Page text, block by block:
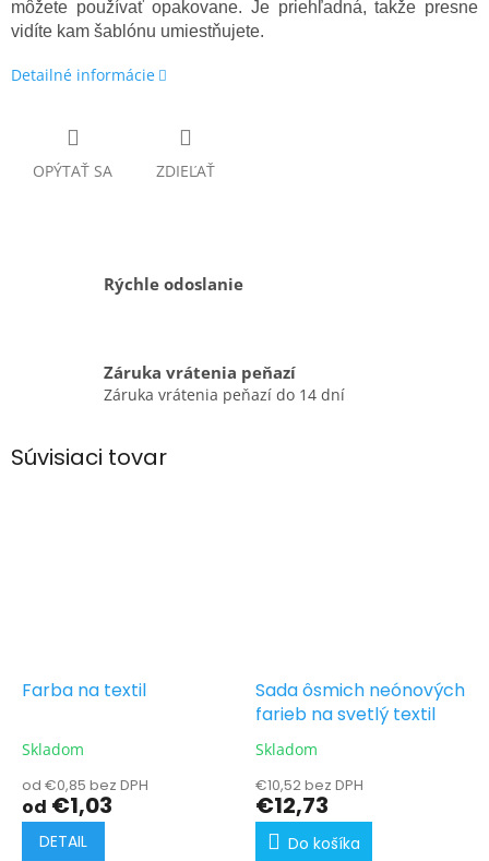
môžete používať opakovane. Je priehľadná, takže presne
vidíte kam šablónu umiestňujete.
Detailné informácie
OPÝTAŤ SA ZDIEĽAŤ
Rýchle odoslanie
Záruka vrátenia peňazí
Záruka vrátenia peňazí do 14 dní
Súvisiaci tovar
Farba na textil
Skladom
od €0,85 bez DPH
od €1,03
DETAIL
Sada ôsmich neónových
farieb na svetlý textil
Skladom
€10,52 bez DPH
€12,73
Do košíka